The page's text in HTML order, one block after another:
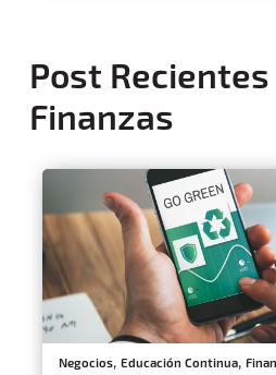
Post Recientes
Finanzas
Negocios, Educación Continua,